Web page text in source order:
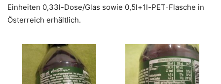
Einheiten 0,33l-Dose/Glas sowie 0,5l+1l-PET-Flasche in
Österreich erhältlich.